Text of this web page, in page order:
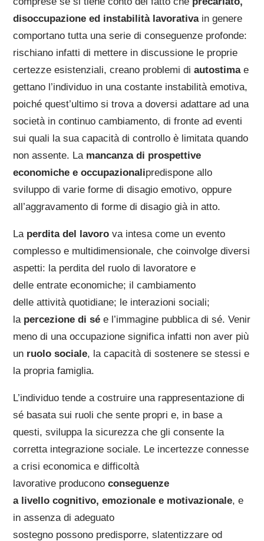
disoccupazione ed instabilità lavorativain genere
comportano tutta una serie di conseguenze profonde:
rischiano infatti di mettere in discussione le proprie
certezze esistenziali, creano problemi di autostimae
gettano l’individuo in una costante instabilità emotiva,
poiché quest’ultimo si trova a doversi adattare ad una
società in continuo cambiamento, di fronte ad eventi
sui quali la sua capacità di controllo è limitata quando
non assente. La mancanza di prospettive
economiche e occupazionalipredispone allo
sviluppo di varie forme di disagio emotivo, oppure
all’aggravamento di forme di disagio già in atto.
La perdita del lavorova intesa come un evento
complesso e multidimensionale, che coinvolge diversi
aspetti: la perdita del ruolo di lavoratore e
delle entrate economiche; il cambiamento
delle attività quotidiane; le interazioni sociali;
la percezione di sée l’immagine pubblica di sé. Venir
meno di una occupazione significa infatti non aver più
un ruolo sociale, la capacità di sostenere se stessi e
la propria famiglia.
L’individuo tende a costruire una rappresentazione di
sé basata sui ruoli che sente propri e, in base a
questi, sviluppa la sicurezza che gli consente la
corretta integrazione sociale. Le incertezze connesse
a crisi economica e difficoltà
lavorative producono conseguenze
a livello cognitivo, emozionale e motivazionale, e
in assenza di adeguato
sostegno possono predisporre, slatentizzare od